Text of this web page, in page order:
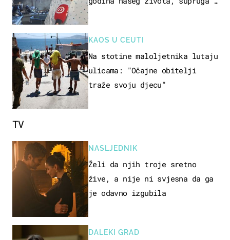
KAOS U CEUTI
Na stotine maloljetnika lutaju
ulicama: "Očajne obitelji
traže svoju djecu"
TV
NASLJEDNIK
Želi da njih troje sretno
žive, a nije ni svjesna da ga
je odavno izgubila
DALEKI GRAD